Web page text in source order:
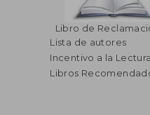
Libro de
Lista de autores
Incentivo a la Lectura
Libros